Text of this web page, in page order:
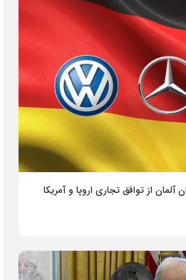
از توافق تجاری اروپا و آمریکا